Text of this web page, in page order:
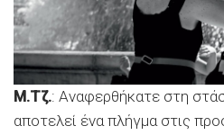
Μ.Τζ.: Αναφερθήκατε στη
αποτελεί ένα πλήγμα στις